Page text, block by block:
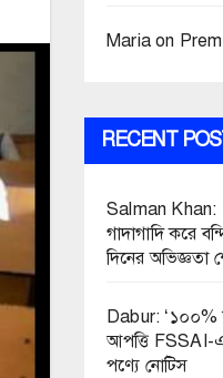
Maria on
RECENT
Salman Khan:
গাদাগাদি করে
দিনের
Dabur: ‘১০০%
আপত্তি FSSAI-
পণ্যে নোটিস